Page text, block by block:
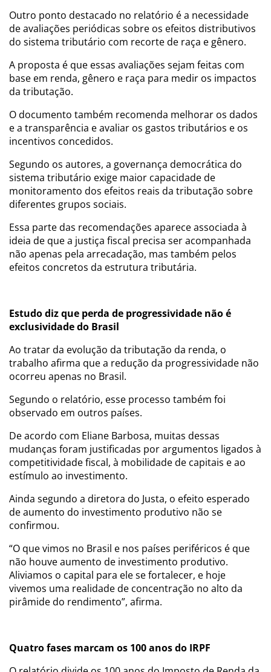
Outro ponto destacado no relatório é a necessidade
de avaliações periódicas sobre os efeitos distributivos
do sistema tributário com recorte de raça e gênero.
A proposta é que essas avaliações sejam feitas com
base em renda, gênero e raça para medir os impactos
da tributação.
O documento também recomenda melhorar os dados
e a transparência e avaliar os gastos tributários e os
incentivos concedidos.
Segundo os autores, a governança democrática do
sistema tributário exige maior capacidade de
monitoramento dos efeitos reais da tributação sobre
diferentes grupos sociais.
Essa parte das recomendações aparece associada à
ideia de que a justiça fiscal precisa ser acompanhada
não apenas pela arrecadação, mas também pelos
efeitos concretos da estrutura tributária.
Estudo diz que perda de progressividade não é
exclusividade do Brasil
Ao tratar da evolução da tributação da renda, o
trabalho afirma que a redução da progressividade não
ocorreu apenas no Brasil.
Segundo o relatório, esse processo também foi
observado em outros países.
De acordo com Eliane Barbosa, muitas dessas
mudanças foram justificadas por argumentos ligados à
competitividade fiscal, à mobilidade de capitais e ao
estímulo ao investimento.
Ainda segundo a diretora do Justa, o efeito esperado
de aumento do investimento produtivo não se
confirmou.
“O que vimos no Brasil e nos países periféricos é que
não houve aumento de investimento produtivo.
Aliviamos o capital para ele se fortalecer, e hoje
vivemos uma realidade de concentração no alto da
pirâmide do rendimento”, afirma.
Quatro fases marcam os 100 anos do IRPF